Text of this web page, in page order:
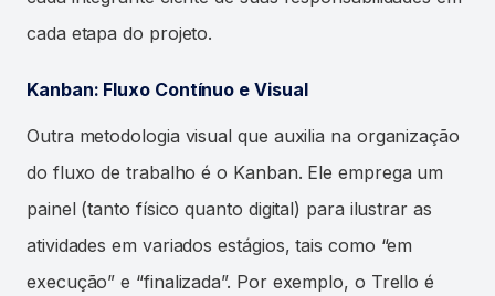
cada etapa do projeto.
Kanban: Fluxo Contínuo e Visual
Outra metodologia visual que auxilia na organização
do fluxo de trabalho é o Kanban. Ele emprega um
painel (tanto físico quanto digital) para ilustrar as
atividades em variados estágios, tais como “em
execução” e “finalizada”. Por exemplo, o Trello é